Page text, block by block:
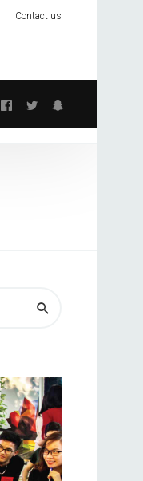
Contact us
Follow